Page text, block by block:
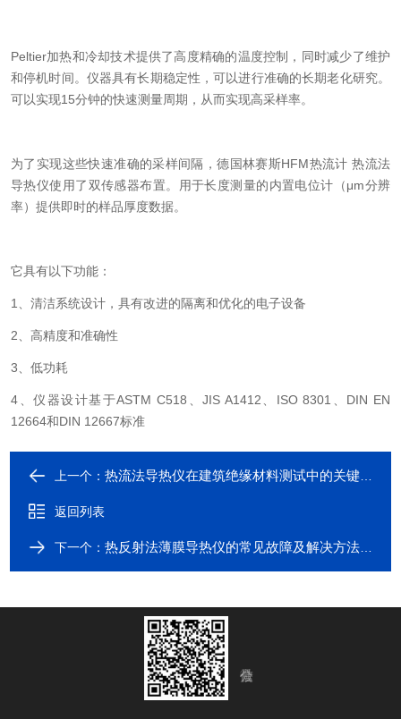
Peltier加热和冷却技术提供了高度精确的温度控制，同时减少了维护
和停机时间。仪器具有长期稳定性，可以进行准确的长期老化研究。
可以实现15分钟的快速测量周期，从而实现高采样率。
为了实现这些快速准确的采样间隔，德国林赛斯HFM热流计 热流法
导热仪使用了双传感器布置。用于长度测量的内置电位计（μm分辨
率）提供即时的样品厚度数据。
它具有以下功能：
1、清洁系统设计，具有改进的隔离和优化的电子设备
2、高精度和准确性
3、低功耗
4、仪器设计基于ASTM C518、JIS A1412、ISO 8301、DIN EN
12664和DIN 12667标准
上一个：热流法导热仪在建筑绝缘材料测试中的关键作用
返回列表
下一个：热反射法薄膜导热仪的常见故障及解决方法有哪些？